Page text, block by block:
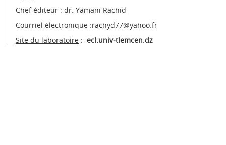
Chef éditeur : dr. Yamani Rachid
Courriel électronique :rachyd77@yahoo.fr
Site du laboratoire : ecl.univ-tlemcen.dz